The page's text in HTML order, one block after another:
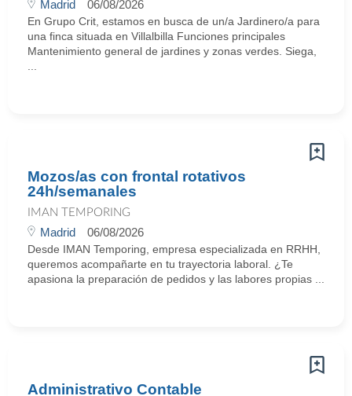
Madrid 06/08/2026
En Grupo Crit, estamos en busca de un/a Jardinero/a para
una finca situada en Villalbilla Funciones principales
Mantenimiento general de jardines y zonas verdes. Siega,
Mozos/as con frontal rotativos
24h/semanales
IMAN TEMPORING
Madrid 06/08/2026
Desde IMAN Temporing, empresa especializada en RRHH,
queremos acompañarte en tu trayectoria laboral. ¿Te
apasiona la preparación de pedidos y las labores propias ...
Administrativo Contable